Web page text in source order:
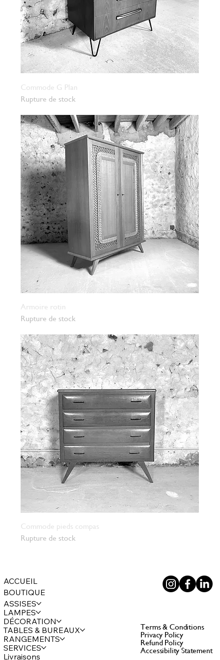
Commode G Plan
Rupture de stock
Armoire rotin
Rupture de stock
Commode pieds compas
Rupture de stock
ACCUEIL
BOUTIQUE
ASSISES
LAMPES
DÉCORATION
TABLES & BUREAUX
RANGEMENTS
SERVICES
Livraisons
Terms & Conditions
Privacy Policy
Refund Policy
Accessibility Statement